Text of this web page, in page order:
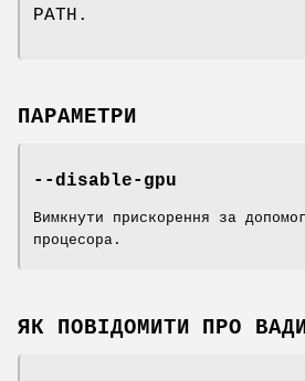
PATH.
ПАРАМЕТРИ
--disable-gpu
Вимкнути прискорення за
процесора.
ЯК ПОВІДОМИТИ ПРО